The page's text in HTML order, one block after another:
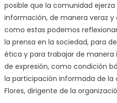
posible que la comunidad
información, de manera veraz y
como estas podemos
la prensa en la sociedad, para
ética y para trabajar de
de expresión, como condición
la participación informada de la
Flores, dirigente de la